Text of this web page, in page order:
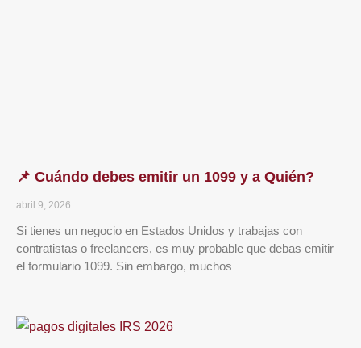
📌 Cuándo debes emitir un 1099 y a Quién?
abril 9, 2026
Si tienes un negocio en Estados Unidos y trabajas con
contratistas o freelancers, es muy probable que debas emitir
el formulario 1099. Sin embargo, muchos